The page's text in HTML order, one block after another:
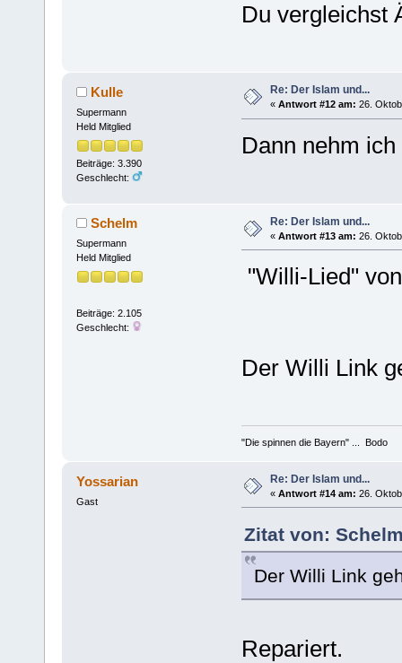
Du vergleichst
Kulle
Supermann
Held Mitglied
Beiträge: 3.390
Geschlecht:
Re: Der Islam und...
« Antwort #12 am: 26.
Dann nehm
Schelm
Supermann
Held Mitglied
Beiträge: 2.105
Geschlecht:
Re: Der Islam und...
« Antwort #13 am: 26.
"Willi-Lied"
Der Willi Link
"Die spinnen die Bayern" ... Bodo
Yossarian
Gast
Re: Der Islam und...
« Antwort #14 am: 26.
Zitat von:
Der Willi Link
Repariert.